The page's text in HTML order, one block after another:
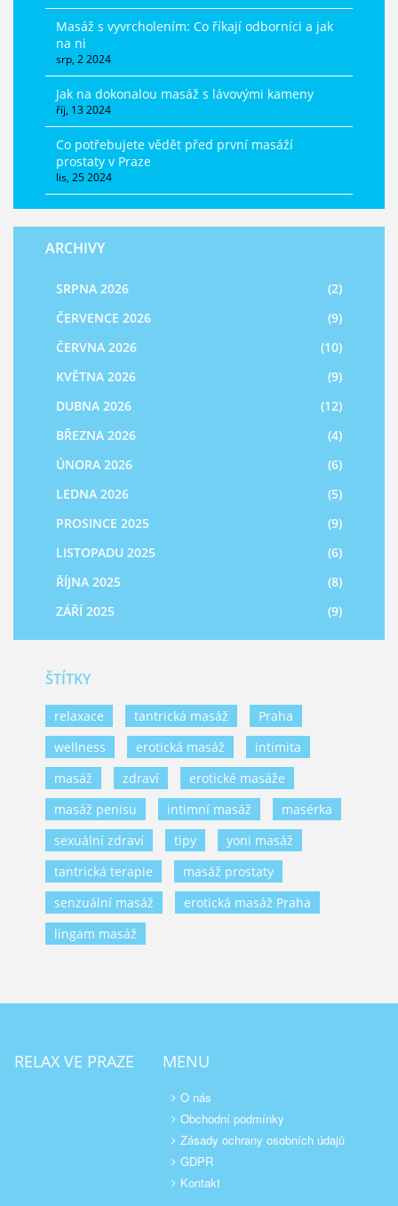
Masáž s vyvrcholením: Co říkají odborníci a jak
na ni
srp, 2 2024
Jak na dokonalou masáž s lávovými kameny
říj, 13 2024
Co potřebujete vědět před první masáží
prostaty v Praze
lis, 25 2024
ARCHIVY
SRPNA 2026
(2)
ČERVENCE 2026
(9)
ČERVNA 2026
(10)
KVĚTNA 2026
(9)
DUBNA 2026
(12)
BŘEZNA 2026
(4)
ÚNORA 2026
(6)
LEDNA 2026
(5)
PROSINCE 2025
(9)
LISTOPADU 2025
(6)
ŘÍJNA 2025
(8)
ZÁŘÍ 2025
(9)
ŠTÍTKY
relaxace tantrická masáž
Praha
wellness
erotická masáž
intimita
masáž
zdraví
erotické masáže
masáž penisu
intimní masáž
masérka
sexuální zdraví
tipy
yoni masáž
tantrická terapie
masáž prostaty
senzuální masáž
erotická masáž Praha
lingam masáž
RELAX VE PRAZE MENU
O nás
Obchodní podmínky
Zásady ochrany osobních údajů
GDPR
Kontakt